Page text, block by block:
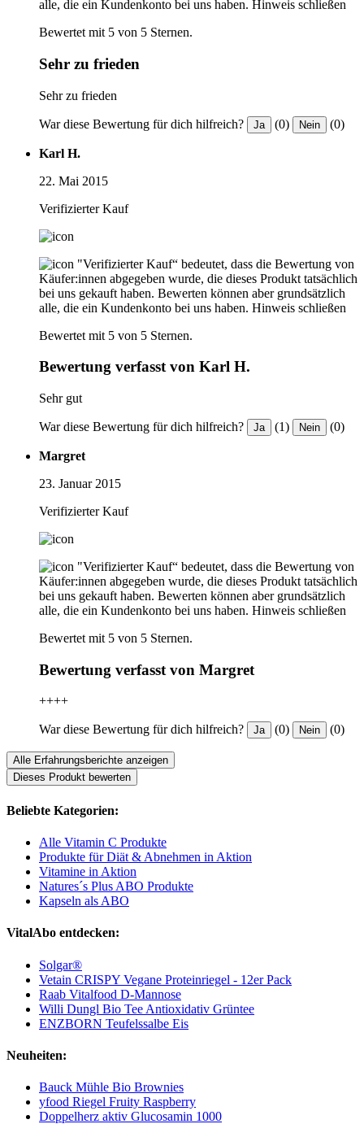
alle, die ein Kundenkonto bei uns haben. Hinweis schließen
Bewertet mit 5 von 5 Sternen.
Sehr zu frieden
Sehr zu frieden
War diese Bewertung für dich hilfreich? Ja (0) Nein (0)
Karl H.
22. Mai 2015
Verifizierter Kauf
"Verifizierter Kauf“ bedeutet, dass die Bewertung von
Käufer:innen abgegeben wurde, die dieses Produkt tatsächlich
bei uns gekauft haben. Bewerten können aber grundsätzlich
alle, die ein Kundenkonto bei uns haben. Hinweis schließen
Bewertet mit 5 von 5 Sternen.
Bewertung verfasst von Karl H.
Sehr gut
War diese Bewertung für dich hilfreich? Ja (1) Nein (0)
Margret
23. Januar 2015
Verifizierter Kauf
"Verifizierter Kauf“ bedeutet, dass die Bewertung von
Käufer:innen abgegeben wurde, die dieses Produkt tatsächlich
bei uns gekauft haben. Bewerten können aber grundsätzlich
alle, die ein Kundenkonto bei uns haben. Hinweis schließen
Bewertet mit 5 von 5 Sternen.
Bewertung verfasst von Margret
++++
War diese Bewertung für dich hilfreich? Ja (0) Nein (0)
Alle Erfahrungsberichte anzeigen
Dieses Produkt bewerten
Beliebte Kategorien:
Alle Vitamin C Produkte
Produkte für Diät & Abnehmen in Aktion
Vitamine in Aktion
Natures´s Plus ABO Produkte
Kapseln als ABO
VitalAbo entdecken:
Solgar®
Vetain CRISPY Vegane Proteinriegel - 12er Pack
Raab Vitalfood D-Mannose
Willi Dungl Bio Tee Antioxidativ Grüntee
ENZBORN Teufelssalbe Eis
Neuheiten:
Bauck Mühle Bio Brownies
yfood Riegel Fruity Raspberry
Doppelherz aktiv Glucosamin 1000